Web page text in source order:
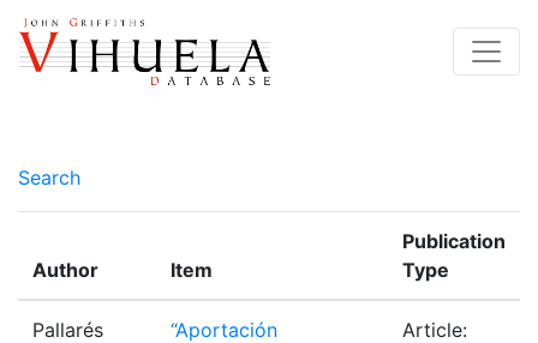
Search
Author Item
Publication
Type
Pallarés
“Aportación
Article: